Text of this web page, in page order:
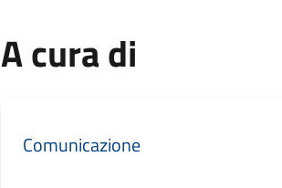
A cura di
Comunicazione